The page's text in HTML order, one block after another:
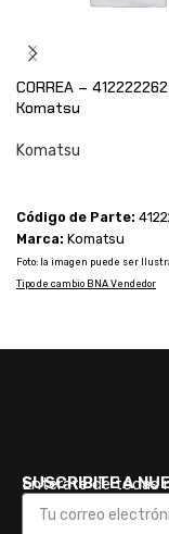
CORREA –
Komatsu
Komatsu
Código de Parte:
Marca: Komatsu
Foto: la imagen puede ser
Tipo de cambio BNA Vendedor
SUSCRIBITE A
Enterate de todas